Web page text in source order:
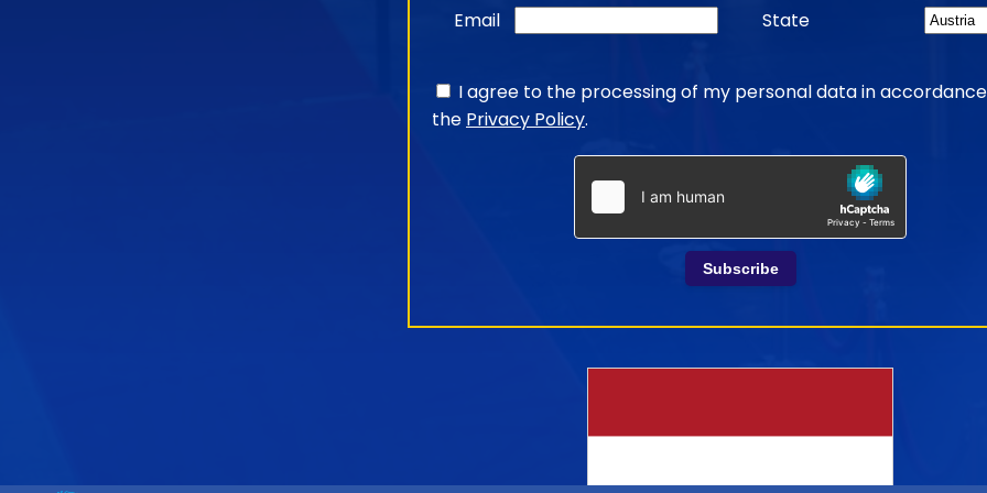
Email State
I agree to the processing of my personal data in
the Privacy Policy.
Subscribe